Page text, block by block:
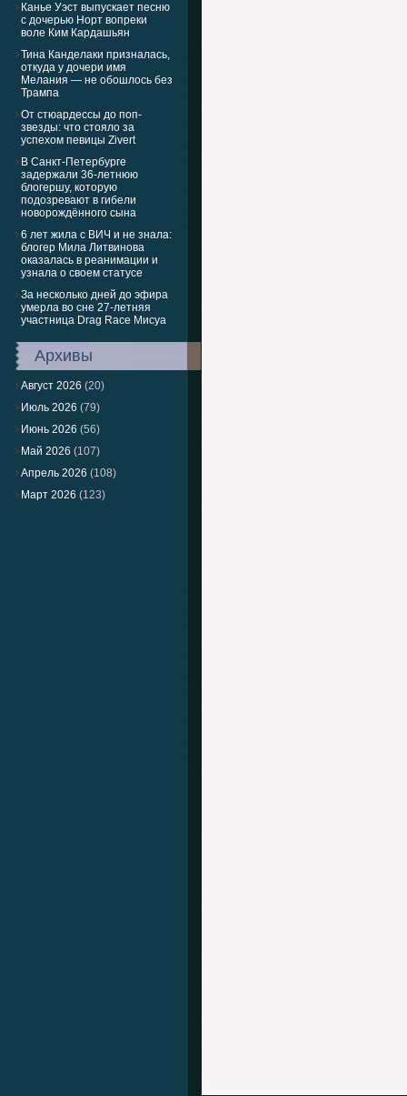
Канье Уэст выпускает песню
с дочерью Норт вопреки
воле Ким Кардашьян
Тина Канделаки призналась,
откуда у дочери имя
Мелания — не обошлось без
Трампа
От стюардессы до поп-
звезды: что стояло за
успехом певицы Zivert
В Санкт-Петербурге
задержали 36-летнюю
блогершу, которую
подозревают в гибели
новорождённого сына
6 лет жила с ВИЧ и не знала:
блогер Мила Литвинова
оказалась в реанимации и
узнала о своем статусе
За несколько дней до эфира
умерла во сне 27-летняя
участница Drag Race Мисуа
Архивы
Август 2026 (20)
Июль 2026 (79)
Июнь 2026 (56)
Май 2026 (107)
Апрель 2026 (108)
Март 2026 (123)